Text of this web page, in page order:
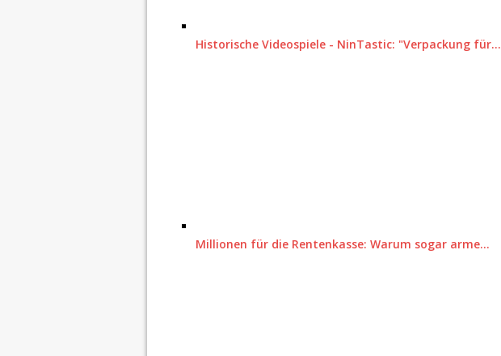
Historische Videospiele - NinTastic: "Verpackung für…
Millionen für die Rentenkasse: Warum sogar arme…